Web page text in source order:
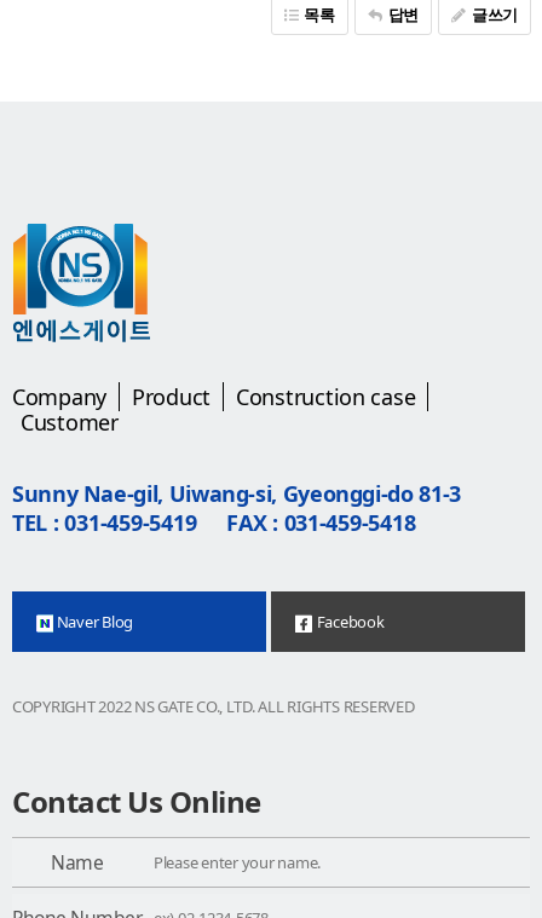
목록 답변 글쓰기
Company Product
Construction case
Customer
Sunny Nae-gil, Uiwang-si, Gyeonggi-do 81-3
TEL : 031-459-5419
FAX : 031-459-5418
Naver Blog Facebook
COPYRIGHT 2022 NS GATE CO., LTD. ALL RIGHTS RESERVED
Contact Us Online
Name